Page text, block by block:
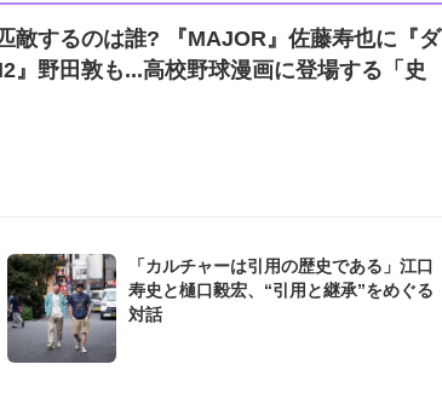
敵するのは誰? 『MAJOR』佐藤寿也に『ダ
』野田敦も...高校野球漫画に登場する「史
「カルチャーは引用の歴史である」江口
寿史と樋口毅宏、“引用と継承”をめぐる
対話